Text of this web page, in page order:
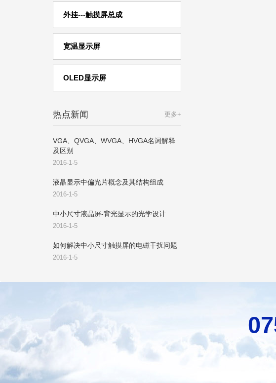
外挂---触摸屏总成
宽温显示屏
OLED显示屏
热点新闻 更多+
VGA、QVGA、WVGA、HVGA名词解释
及区别
2016-1-5
液晶显示中偏光片概念及其结构组成
2016-1-5
中小尺寸液晶屏-背光显示的光学设计
2016-1-5
如何解决中小尺寸触摸屏的电磁干扰问题
2016-1-5